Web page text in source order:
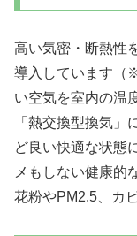
高い気密・断熱性
導入しています（
い空気を室内の温
「熱交換型換気」
ど良い快適な状態
メもしない健康的
花粉やPM2.5、カ